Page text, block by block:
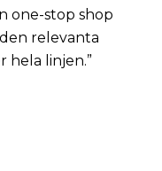
one-stop shop
relevanta
hela linjen.”